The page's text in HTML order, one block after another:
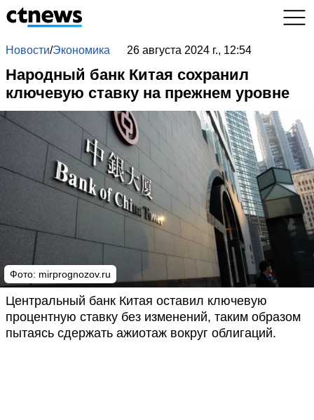
Новости/Экономика 26 августа 2024 г., 12:54
Народный банк Китая сохранил
ключевую ставку на прежнем уровне
Фото: mirprognozov.ru
Центральный банк Китая оставил ключевую
процентную ставку без изменений, таким образом
пытаясь сдержать ажиотаж вокруг облигаций.